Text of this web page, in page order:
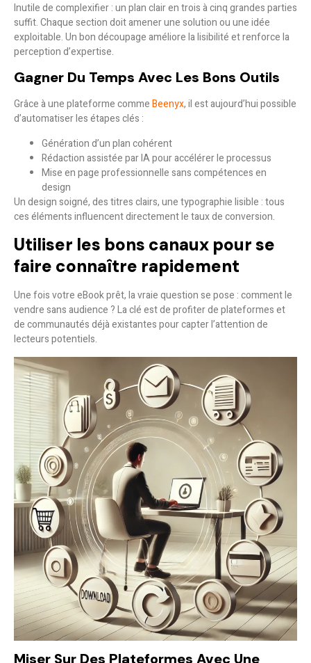
Inutile de complexifier : un plan clair en trois à cinq grandes parties
suffit. Chaque section doit amener une solution ou une idée
exploitable. Un bon découpage améliore la lisibilité et renforce la
perception d’expertise.
Gagner Du Temps Avec Les Bons Outils
Grâce à une plateforme commeBeenyx, il est aujourd’hui possible
d’automatiser les étapes clés :
Génération d’un plan cohérent
Rédaction assistée par IA pour accélérer le processus
Mise en page professionnelle sans compétences en
design
Un design soigné, des titres clairs, une typographie lisible : tous
ces éléments influencent directement le taux de conversion.
Utiliser les bons canaux pour se
faire connaître rapidement
Une fois votre eBook prêt, la vraie question se pose : comment le
vendre sans audience ? La clé est de profiter de plateformes et
de communautés déjà existantes pour capter l’attention de
lecteurs potentiels.
Miser Sur Des Plateformes Avec Une